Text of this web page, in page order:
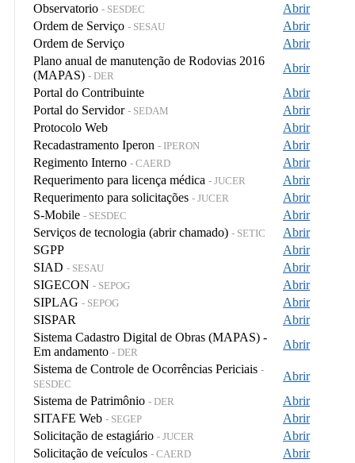
Observatorio - SESDEC
Abrir
Ordem de Serviço - SESAU
Abrir
Ordem de Serviço
Abrir
Plano anual de manutenção de Rodovias 2016
(MAPAS) - DER
Abrir
Portal do Contribuinte
Abrir
Portal do Servidor - SEDAM
Abrir
Protocolo Web
Abrir
Recadastramento Iperon - IPERON
Abrir
Regimento Interno - CAERD
Abrir
Requerimento para licença médica - JUCER
Abrir
Requerimento para solicitações - JUCER
Abrir
S-Mobile - SESDEC
Abrir
Serviços de tecnologia (abrir chamado) - SETIC
Abrir
SGPP
Abrir
SIAD - SESAU
Abrir
SIGECON - SEPOG
Abrir
SIPLAG - SEPOG
Abrir
SISPAR
Abrir
Sistema Cadastro Digital de Obras (MAPAS) -
Em andamento - DER
Abrir
Sistema de Controle de Ocorrências Periciais -
SESDEC
Abrir
Sistema de Patrimônio - DER
Abrir
SITAFE Web - SEGEP
Abrir
Solicitação de estagiário - JUCER
Abrir
Solicitação de veículos - CAERD
Abrir